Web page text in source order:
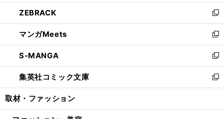
開
く
ウ
で
開
く
ン
ド
ウ
で
開
く
ウ
ィ
ン
ド
ウ
で
開
く
し
い
ウ
ィ
ン
ド
ウ
で
開
ZEBRACK
新
し
い
ウ
ィ
ン
ド
ウ
開
マンガMeets
新
し
い
ウ
ィ
ン
ウ
S-MANGA
新
し
い
ウ
ン
集英社コミック文庫
新
し
ウ
取材・ファッション